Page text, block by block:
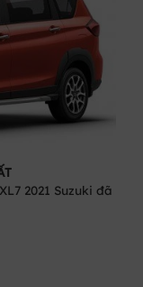
2021 Suzuki đã